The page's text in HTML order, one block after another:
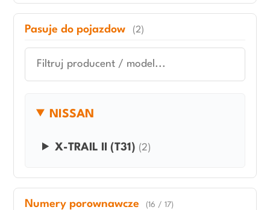
Pasuje do pojazdow (2)
NISSAN
X-TRAIL II (T31) (2)
Numery porownawcze (16 / 17)